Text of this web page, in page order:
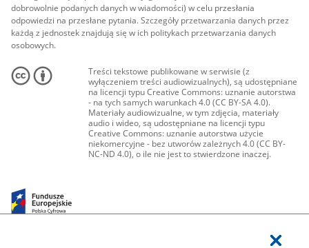
dobrowolnie podanych danych w wiadomości) w celu przesłania
odpowiedzi na przesłane pytania. Szczegóły przetwarzania danych przez
każdą z jednostek znajdują się w ich politykach przetwarzania danych
osobowych.
Treści tekstowe publikowane w serwisie (z
wyłączeniem treści audiowizualnych), są udostępniane
na licencji typu Creative Commons: uznanie autorstwa
- na tych samych warunkach 4.0 (CC BY-SA 4.0).
Materiały audiowizualne, w tym zdjęcia, materiały
audio i wideo, są udostępniane na licencji typu
Creative Commons: uznanie autorstwa użycie
niekomercyjne - bez utworów zależnych 4.0 (CC BY-
NC-ND 4.0), o ile nie jest to stwierdzone inaczej.